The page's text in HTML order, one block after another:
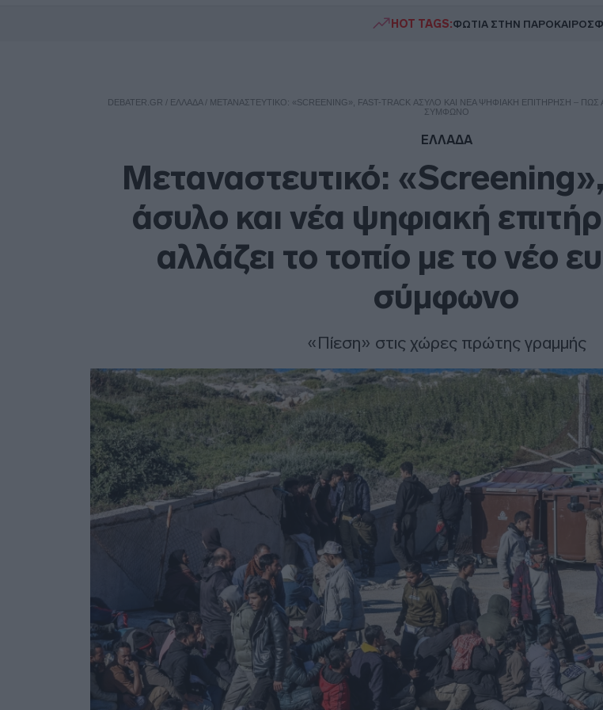
HOT TAGS:ΦΩΤΙΑ ΣΤΗΝ ΠΑΡΟΚΑΙΡΟΣ
DEBATER.GR / ΕΛΛΑΔΑ/ ΜΕΤΑΝΑΣΤΕΥΤΙΚΌ: «SCREENING», FAST-TRACK ΆΣΥΛΟ ΚΑΙ ΝΈΑ ΨΗΦΙΑΚΉ ΕΠΙΤΉΡΗΣΗ –
ΣΎΜΦΩΝΟ
ΕΛΛΑΔΑ
Μεταναστευτικό:
άσυλο και νέα ψηφιακή
αλλάζει το τοπίο με το νέο
σύμφωνο
«Πίεση» στις χώρες πρώτης γραμμής